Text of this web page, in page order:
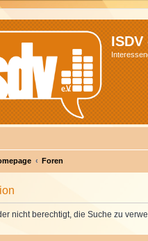
Foren
nicht berechtigt, die Suche zu